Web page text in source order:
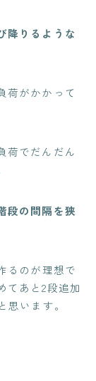
降りるような
荷がかかって
荷でだんだん
段の間隔を狭
るのが理想で
てあと2段追加
います。